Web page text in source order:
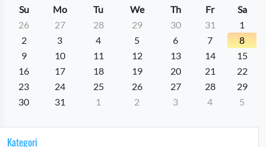
Su
Mo Tu We Th Fr
Sa
26
27 28 29 30 31
1
2
3 4 5 6 7
8
9
10 11 12 13 14
15
16
17 18 19 20 21
22
23
24 25 26 27 28
29
30
31 1 2 3 4 5
Kategori